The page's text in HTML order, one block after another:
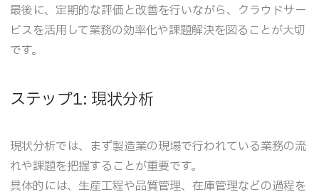
最後に、定期的な評価と改善を行いながら、クラウドサー
ビスを活用して業務の効率化や課題解決を図ることが大切
です。
ステップ1: 現状分析
現状分析では、まず製造業の現場で行われている業務の流
れや課題を把握することが重要です。
具体的には、生産工程や品質管理、在庫管理などの過程を